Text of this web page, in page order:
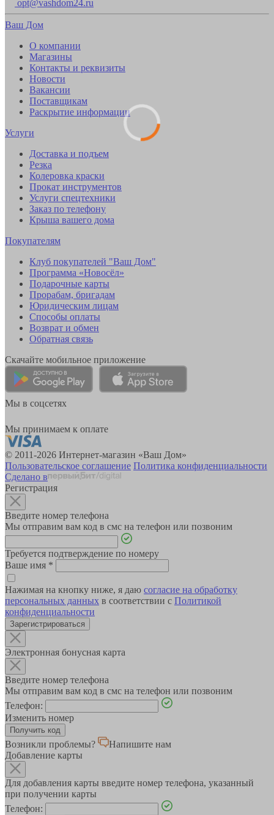
opt@vashdom24.ru
Ваш Дом
О компании
Магазины
Контакты и реквизиты
Новости
Вакансии
Поставщикам
Раскрытие информации
Услуги
Доставка и подъем
Резка
Колеровка краски
Прокат инструментов
Услуги спецтехники
Заказ по телефону
Крыша вашего дома
Покупателям
Клуб покупателей "Ваш Дом"
Программа «Новосёл»
Подарочные карты
Прорабам, бригадам
Юридическим лицам
Способы оплаты
Возврат и обмен
Обратная связь
Скачайте мобильное приложение
Мы в соцсетях
Мы принимаем к оплате
© 2011-2026 Интернет-магазин «Ваш Дом»
Пользовательское соглашение Политика конфиденциальности
Сделано в
Регистрация
Введите номер телефона
Мы отправим вам код в смс на телефон или позвоним
Требуется подтверждение по номеру
Ваше имя *
Нажимая на кнопку ниже, я даю согласие на обработку
персональных данных в соответствии с Политикой
конфиденциальности
Зарегистрироваться
Электронная бонусная карта
Введите номер телефона
Мы отправим вам код в смс на телефон или позвоним
Телефон:
Изменить номер
Возникли проблемы?
Напишите нам
Добавление карты
Для добавления карты введите номер телефона, указанный
при получении карты
Телефон: